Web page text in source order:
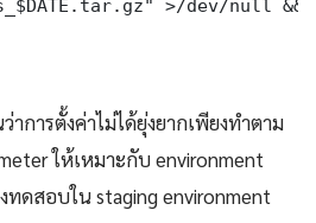
>/dev/null &&
าการตั้งค่าไม่ได้ยุ่งยากเพียงทำตาม
ให้เหมาะกับ environment
ทดสอบใน staging environment